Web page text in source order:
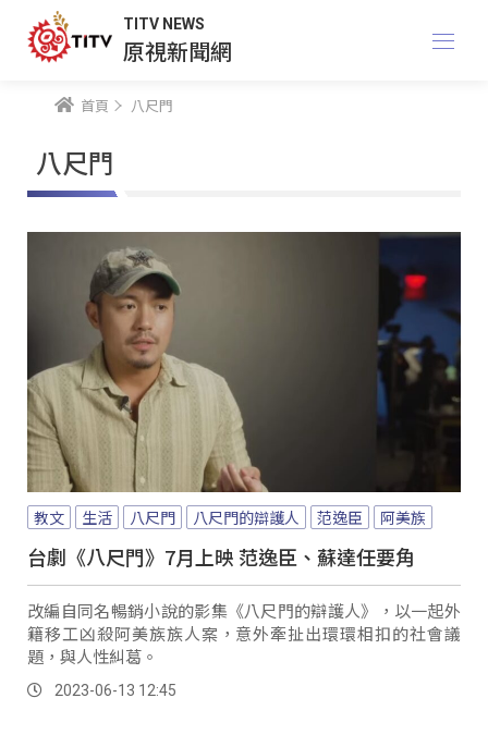
TITV NEWS
原視新聞網
首頁 八尺門
八尺門
教文 生活 八尺門 八尺門的辯護人 范逸臣 阿美族
台劇《八尺門》7月上映 范逸臣、蘇達任要角
改編自同名暢銷小說的影集《八尺門的辯護人》，以一起外
籍移工凶殺阿美族族人案，意外牽扯出環環相扣的社會議
題，與人性糾葛。
2023-06-13 12:45